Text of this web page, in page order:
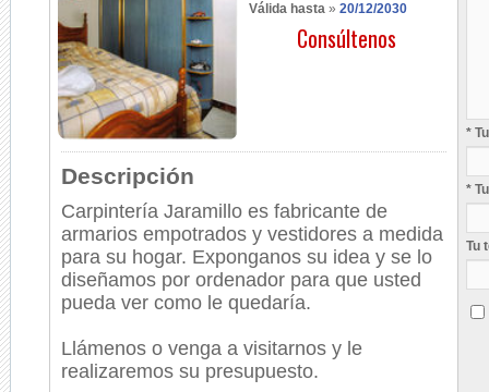
Válida hasta » 20/12/2030
Consúltenos
Descripción
Carpintería Jaramillo es fabricante de
armarios empotrados y vestidores a medida
para su hogar. Exponganos su idea y se lo
diseñamos por ordenador para que usted
pueda ver como le quedaría.
Llámenos o venga a visitarnos y le
realizaremos su presupuesto.
*
*
Tu